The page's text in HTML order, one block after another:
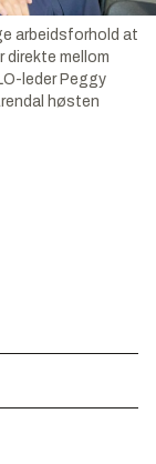
arbeidsforhold at
mellom
leder Peggy
høsten